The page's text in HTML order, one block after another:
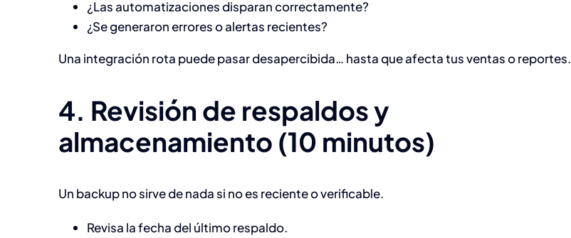
¿Las automatizaciones disparan correctamente?
¿Se generaron errores o alertas recientes?
Una integración rota puede pasar desapercibida… hasta que afecta tus ventas o reportes.
4. Revisión de respaldos y
almacenamiento (10 minutos)
Un backup no sirve de nada si no es reciente o verificable.
Revisa la fecha del último respaldo.